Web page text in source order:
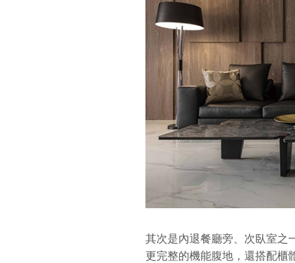
其次是內退餐廳旁、次臥室之
更完整的機能腹地，還搭配櫃